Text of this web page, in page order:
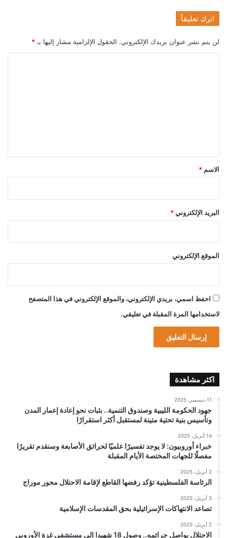
اترك تعليقاً
لن يتم نشر عنوان بريدك الإلكتروني. الحقول الإلزامية مشار إليها بـ *
*
الاسم *
البريد الإلكتروني *
الموقع الإلكتروني
احفظ اسمي، بريدي الإلكتروني، والموقع الإلكتروني في هذا المتصفح
لاستخدامها المرة المقبلة في تعليقي.
اكثر مشاهدة
11 ديسمبر، 2025
جهود الحكومة الليبية وصندوق التنمية.. بثبات نحو إعادة إعمار المدن
وتأسيس بنية تحتية متينة لمستقبل أكثر استقرارًا
14 أبريل، 2025
خبراء أوروبيون: لا يوجد تفسيرًا علميًا لحرائق الأصابعة وسنقدم تقريرًا
مفصلًا للجهات المختصة الأيام المقبلة
2 أبريل، 2025
الرئاسة الفلسطينية تؤكد رفضها القاطع لإقامة الاحتلال محور موراج
3 أبريل، 2025
تصاعد الانتهاكات الإسرائيلية بحق المقدسات الإسلامية
2 أبريل، 2025
الاحتلال يواصل جرائمه.. وصول 18 شهيدا إلى مستشفى غزة الأوروبي